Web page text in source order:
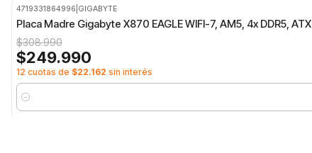
4719331864996 GIGABYTE
Placa Madre Gigabyte X870 EAGLE WIFI-7, AM5, 4x DDR5, ATX
$308.990
$249.990
12 cuotas de $22.162 sin interés
Cantidad